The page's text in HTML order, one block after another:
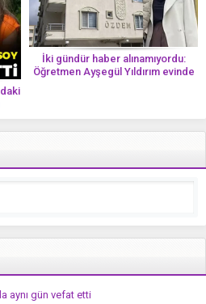
İki gündür haber alınamıyordu:
Öğretmen Ayşegül Yıldırım evinde
aynı gün vefat etti